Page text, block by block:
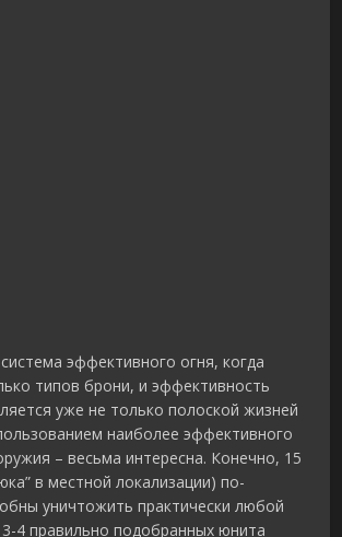
эффективного огня, когда
типов брони, и эффективность
уже не только полоской жизней
наиболее эффективного
– весьма интересна. Конечно, 15
в местной локализации) по-
уничтожить практически любой
4 правильно подобранных юнита